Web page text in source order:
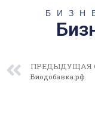
ПРЕДЫДУЩАЯ
Биодобавка.рф